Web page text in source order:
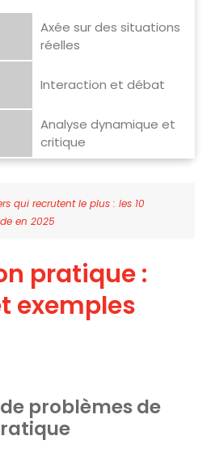
Axée sur des situations
réelles
Interaction et débat
Analyse dynamique et
critique
qui recrutent le plus : les 10
en 2025
pratique :
exemples
problèmes de